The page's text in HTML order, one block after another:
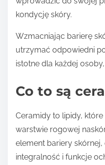
kondycję skóry.
Wzmacniając barierę
utrzymać odpowiedni
istotne dla każdej
Co to są
Ceramidy to lipidy,
warstwie rogowej
element bariery
integralność i funkcje